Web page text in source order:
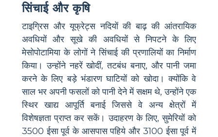
सिंचाई और कृषि
टाइग्रिस और यूफ्रेट्स नदियों की बाढ़ की आंतरायिक
अवधियों और सूखे की अवधियों से निपटने के लिए
मेसोपोटामिया के लोगों ने सिंचाई की प्रणालियों का निर्माण
किया। उन्होंने नहरें खोदीं, तटबंध बनाए, और पानी जमा
करने के लिए बड़े भंडारण घाटियों को खोदा। क्योंकि वे
साल भर अपनी फसलों को पानी देने में सक्षम थे, उन्होंने एक
स्थिर खाद्य आपूर्ति बनाई जिससे वे अन्य क्षेत्रों में
विशेषज्ञता प्राप्त कर सकें। उदाहरण के लिए, सुमेरियों को
3500 ईसा पूर्व के आसपास पहिये और 3100 ईसा पूर्व में